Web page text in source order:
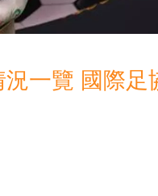
一覽 國際足